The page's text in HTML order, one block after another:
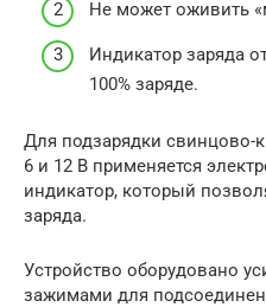
Не может оживить
Индикатор заряда
100% заряде.
Для подзарядки свинцово-
6 и 12 В применяется
индикатор, который
заряда.
Устройство оборудовано
зажимами для